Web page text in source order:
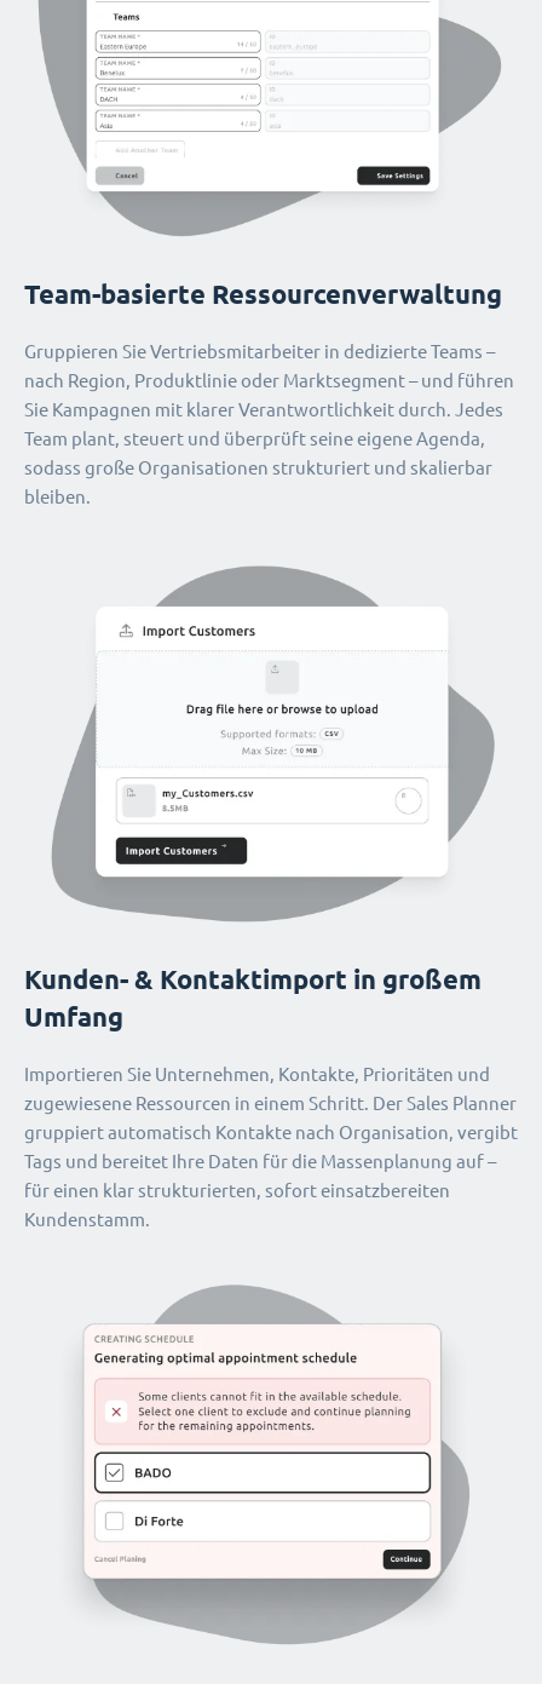
Team-basierte Ressourcenverwaltung
Gruppieren Sie Vertriebsmitarbeiter in dedizierte Teams –
nach Region, Produktlinie oder Marktsegment – und führen
Sie Kampagnen mit klarer Verantwortlichkeit durch. Jedes
Team plant, steuert und überprüft seine eigene Agenda,
sodass große Organisationen strukturiert und skalierbar
bleiben.
Kunden- & Kontaktimport in großem
Umfang
Importieren Sie Unternehmen, Kontakte, Prioritäten und
zugewiesene Ressourcen in einem Schritt. Der Sales Planner
gruppiert automatisch Kontakte nach Organisation, vergibt
Tags und bereitet Ihre Daten für die Massenplanung auf –
für einen klar strukturierten, sofort einsatzbereiten
Kundenstamm.